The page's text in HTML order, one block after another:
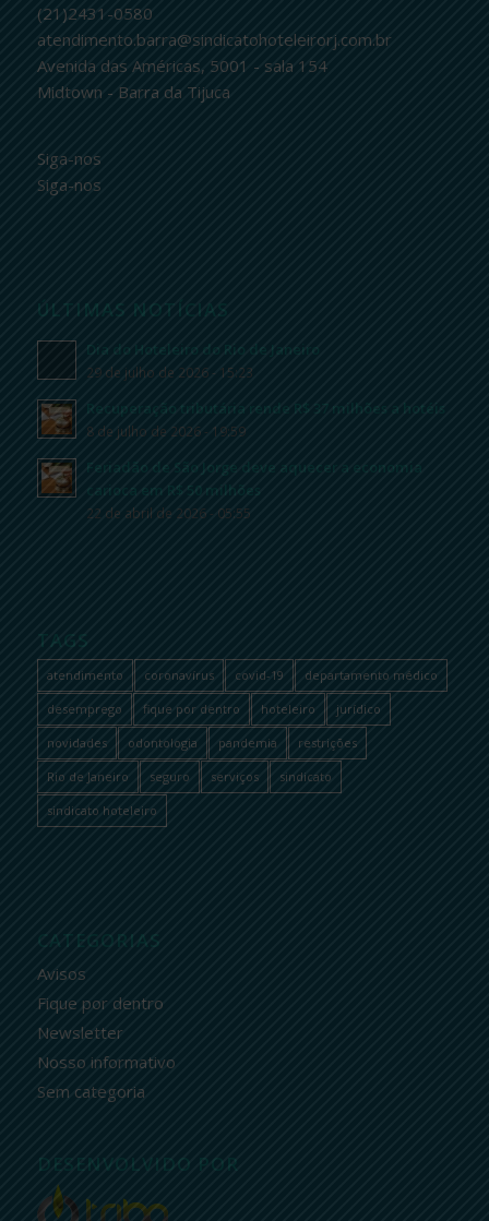
(21)2431-0580
atendimento.barra@sindicatohoteleirorj.com.br
Avenida das Américas, 5001 - sala 154
Midtown - Barra da Tijuca
Siga-nos
Siga-nos
ÚLTIMAS NOTÍCIAS
Dia do Hoteleiro do Rio de Janeiro
29 de julho de 2026 - 15:23
Recuperação tributária rende R$ 37 milhões a hotéis
8 de julho de 2026 - 19:59
Feriadão de São Jorge deve aquecer a economia
carioca em R$ 50 milhões
22 de abril de 2026 - 05:55
TAGS
atendimento coronavírus covid-19 departamento médico
desemprego fique por dentro hoteleiro jurídico
novidades odontologia pandemia restrições
Rio de Janeiro seguro serviços sindicato
sindicato hoteleiro
CATEGORIAS
Avisos
Fique por dentro
Newsletter
Nosso informativo
Sem categoria
DESENVOLVIDO POR